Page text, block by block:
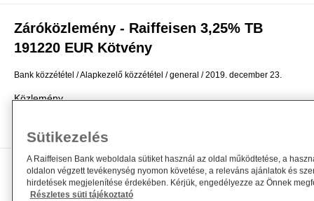
Záróközlemény - Raiffeisen 3,25% TB
191220 EUR Kötvény
Bank közzététel Alapkezelő közzététel general 2019. december 23.
Közlemény
Záróközlemény - Raiffeisen 2,75% TB
191220 EUR Kötvény
Sütikezelés
A Raiffeisen Bank weboldala sütiket használ az oldal működtetése, a
oldalon végzett tevékenység nyomon követése, a releváns ajánlatok és
hirdetések megjelenítése érdekében. Kérjük, engedélyezze az Önnek
Részletes süti tájékoztató